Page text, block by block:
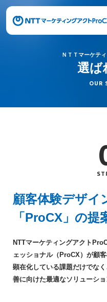
メニューの末尾です。
ＮＴＴマーケテ
選ば
OUR
顧客体験デザイ
顧客体験デザイ
「ProCX」の提
NTTマーケティングアクト
ェッショナル（ProCX）が顧
顕在化している課題だけでな
善に向けた最適なソリューショ